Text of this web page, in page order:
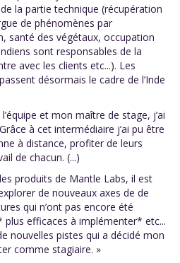
la partie technique (récupération
de phénomènes par
santé des végétaux, occupation
sont responsables de la
avec les clients etc...). Les
désormais le cadre de l’Inde
et mon maître de stage, j’ai
à cet intermédiaire j’ai pu être
à distance, profiter de leurs
de chacun. (...)
produits de Mantle Labs, il est
de nouveaux axes de de
qui n’ont pas encore été
efficaces à implémenter* etc...
nouvelles pistes qui a décidé mon
comme stagiaire. »